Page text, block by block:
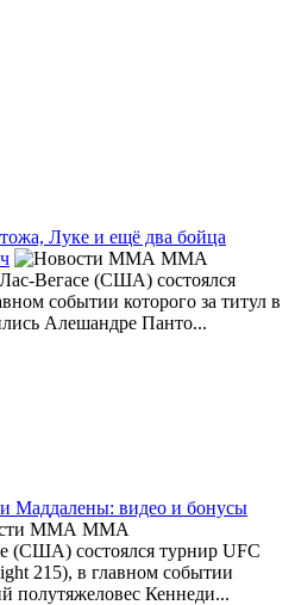
Луке и ещё два бойца
MMA
Вегасе (США) состоялся
событии которого за титул в
Алешандре Панто...
Маддалены: видео и бонусы
MMA
(США) состоялся турнир UFC
215), в главном событии
полутяжеловес Кеннеди...